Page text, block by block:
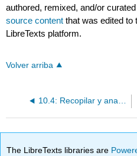
authored, remixed, and/or
source content that was edited to
LibreTexts platform.
Volver arriba
The LibreTexts libraries are